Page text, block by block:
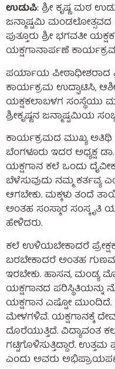
ಉಡುಪಿ: ಶ್ರೀ ಕೃಷ್ಣ ಮಠ
ಜನ್ಮಾಷ್ಟಮಿ ಮಂಡಲೋತ್ಸವದ
ಪುತ್ತೂರು ಶ್ರೀ ಭಗವತೀ
ಯಕ್ಷಗಾನಾರ್ಪಣೆ
ಪರ್ಯಾಯ ಪೀಠಾಧೀಶರಾದ
ಕಾರ್ಯಕ್ರಮ ಉದ್ಘಾಟಿಸಿ,
ಯಕ್ಷಕಲಾಬಳಗ ಸಂಸ್ಥೆಯು
ಶ್ರೀಕೃಷ್ಣನ ಜನ್ಮಾಷ್ಟಮಿಯ
ಕಾರ್ಯಕ್ರಮದ ಮುಖ್ಯ
ಬೆಂಗಳೂರು ಇದರ ಅಧ್ಯಕ್ಷ
ಯಕ್ಷಗಾನ ಕಲೆ ಒಂದು
ಬೆಳೆಸುವುದು ನಮ್ಮ
ಆಗಬೇಕು. ಮಕ್ಕಳು ತಂದೆ
ಅಂತಹ ಸಂಸ್ಕಾರ ಸಂಸ್ಕೃತಿ
ಹೇಳಿದರು.
ಕಲೆ ಉಳಿಯಬೇಕಾದರೆ
ಬರಬೇಕಾದರೆ ಅಂತಹ
ಇರಬೇಕು. ಹಾಸನ,
ಯಕ್ಷಗಾನದ
ಯಕ್ಷಗಾನ ಎಷ್ಟೋ
ಮೇಳಗಳಿವೆ. ಯಕ್ಷಗಾನಕ್ಕೆ
ದೊರೆಯುತ್ತಿದೆ. ವಿದ್ಯಾವಂತ
ಗಟ್ಟಿಗೊಳಿಸುತ್ತಿದ್ದಾರೆ. ಉತ್ತಮ
ಎಂದು ಅವರು